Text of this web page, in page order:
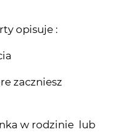
opisuje :
zaczniesz
w rodzinie lub